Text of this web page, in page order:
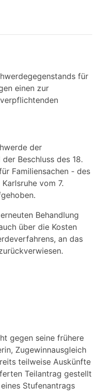
für
einen zur
der
Beschluss des 18.
Familiensachen - des
vom 7.
Behandlung
über die Kosten
an das
gegen seine frühere
Zugewinnausgleich
teilweise Auskünfte
Teilantrag gestellt
Stufenantrags